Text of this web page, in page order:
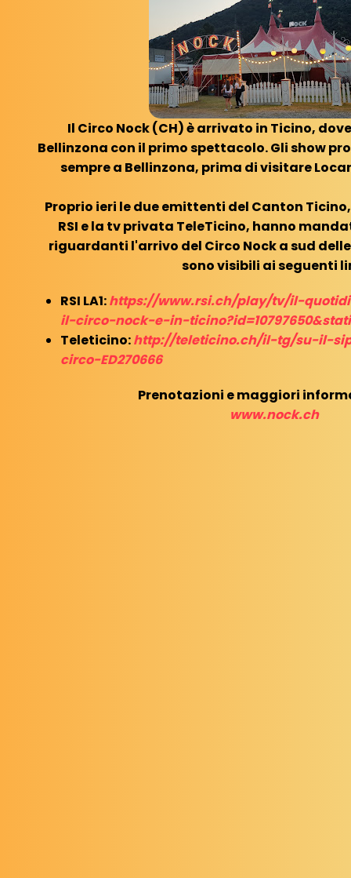
Il Circo Nock (CH) è arrivato in Ticino,
Bellinzona con il primo spettacolo. Gli show
sempre a Bellinzona, prima di visitare
Proprio ieri le due emittenti del Canton
RSI e la tv privata TeleTicino, hanno
riguardanti l'arrivo del Circo Nock a sud
sono visibili ai seguenti
RSI LA1:https://www.rsi.ch/play/tv/il-
il-circo-nock-e-in-
Teleticino:http://teleticino.ch/il-tg/su-il-
circo-ED270666
Prenotazioni e maggiori
www.nock.ch